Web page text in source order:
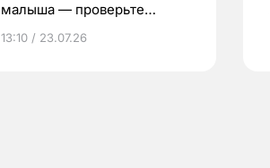
малыша — проверьте
по ОМС!
13:10 / 23.07.26